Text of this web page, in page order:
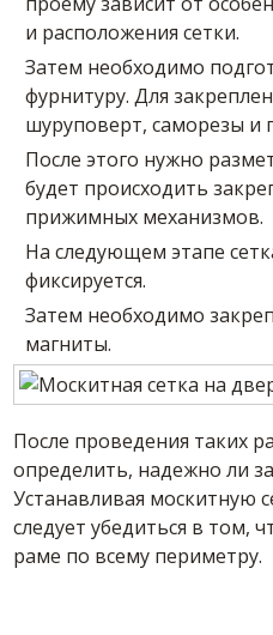
и расположения сетки.
Затем необходимо
фурнитуру. Для
шуруповерт, саморезы и
После этого нужно
будет происходить
прижимных механизмов.
На следующем этапе
фиксируется.
Затем необходимо
магниты.
После проведения таких
определить, надежно ли
Устанавливая москитную
следует убедиться в том,
раме по всему периметру.